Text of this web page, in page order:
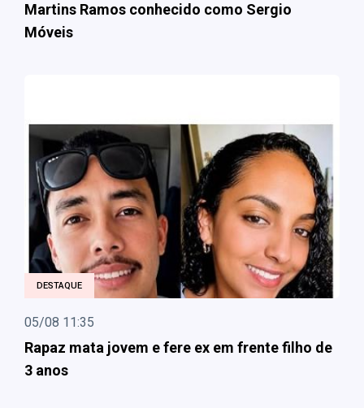
Martins Ramos conhecido como Sergio
Móveis
DESTAQUE
05/08 11:35
Rapaz mata jovem e fere ex em frente filho de
3 anos